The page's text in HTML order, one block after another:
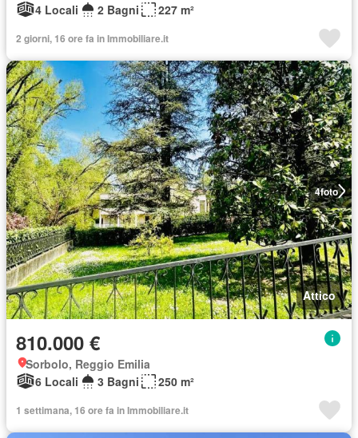
4 Locali 2 Bagni 227 m²
2 giorni, 16 ore fa in Immobiliare.it
4foto
Attico
810.000 €
Sorbolo, Reggio Emilia
6 Locali
3 Bagni 250 m²
1 settimana, 16 ore fa in Immobiliare.it